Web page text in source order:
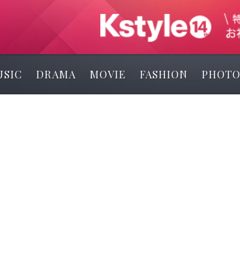
DRAMA MOVIE FASHION PHOTO